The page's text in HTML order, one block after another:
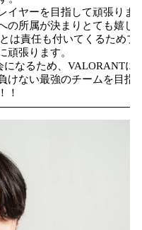
イヤーを目指して頑張りま
の所属が決まりとても嬉し
は責任も付いてくるため
頑張ります。
になるため、VALORANTに
けない最強のチームを目指
！